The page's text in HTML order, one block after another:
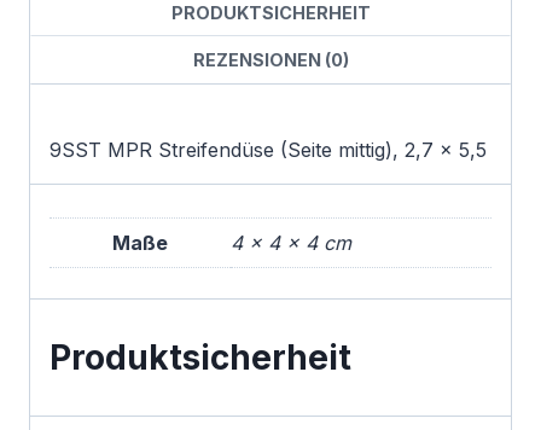
PRODUKTSICHERHEIT
REZENSIONEN (0)
9SST MPR Streifendüse (Seite mittig), 2,7 x 5,5
Maße 4 × 4 × 4 cm
Produktsicherheit